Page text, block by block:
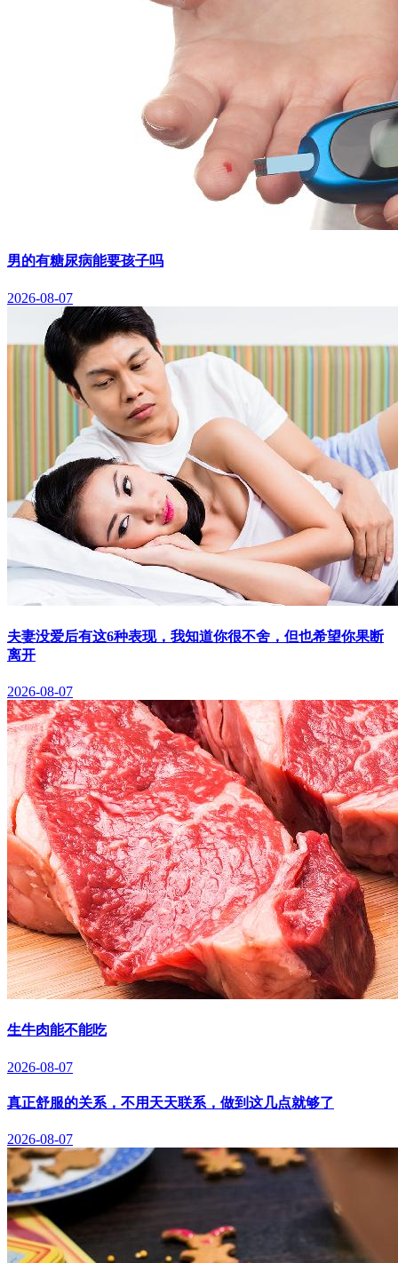
男的有糖尿病能要孩子吗
2026-08-07
夫妻没爱后有这6种表现，我知道你很不舍，但也希望你果断
离开
2026-08-07
生牛肉能不能吃
2026-08-07
真正舒服的关系，不用天天联系，做到这几点就够了
2026-08-07